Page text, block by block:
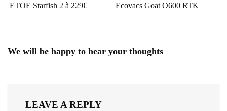
ETOE Starfish 2 à 229€
Ecovacs Goat O600 RTK
We will be happy to hear your thoughts
LEAVE A REPLY